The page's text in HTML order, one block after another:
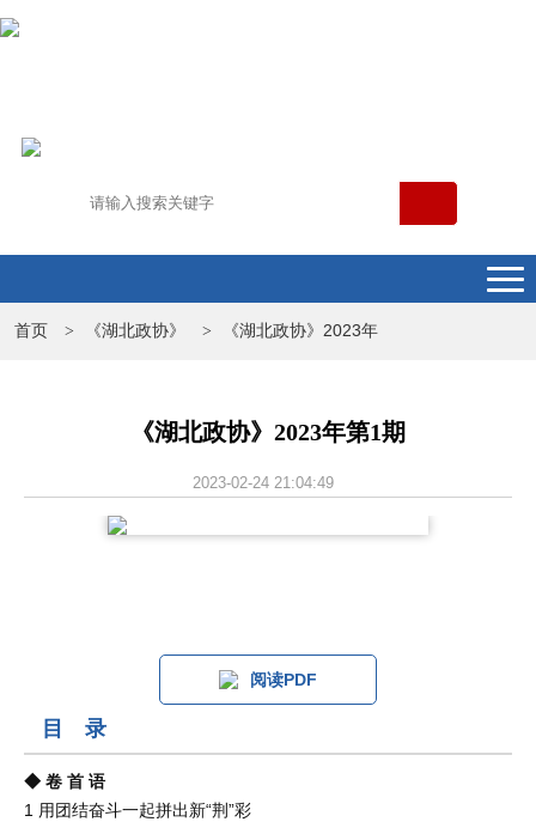
首页 > 《湖北政协》 > 《湖北政协》2023年
《湖北政协》2023年第1期
2023-02-24 21:04:49
阅读PDF
目 录
◆ 卷 首 语
1 用团结奋斗一起拼出新“荆”彩